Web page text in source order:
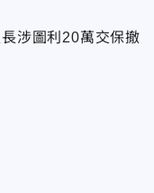
涉圖利20萬交保撤